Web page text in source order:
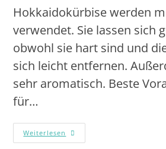
Hokkaidokürbise werden
verwendet. Sie lassen sich
obwohl sie hart sind und
sich leicht entfernen.
sehr aromatisch. Beste
für…
Weiterlesen